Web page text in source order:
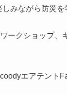
しみながら防災
ークショップ、
エアテント